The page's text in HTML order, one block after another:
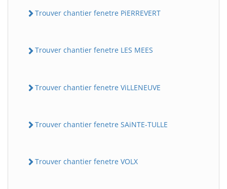
Trouver chantier fenetre PiERREVERT
Trouver chantier fenetre LES MEES
Trouver chantier fenetre ViLLENEUVE
Trouver chantier fenetre SAiNTE-TULLE
Trouver chantier fenetre VOLX